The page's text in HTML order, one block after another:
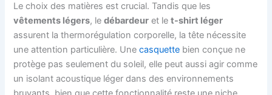
Le choix des matières est crucial. Tandis que les
vêtements légers, ledébardeur et let-shirt léger
assurent la thermorégulation corporelle, la tête nécessite
une attention particulière. Unecasquette bien conçue ne
protège pas seulement du soleil, elle peut aussi agir comme
un isolant acoustique léger dans des environnements